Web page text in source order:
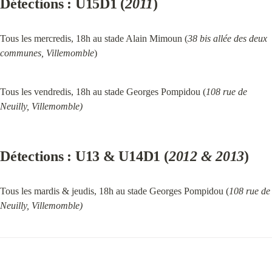
Détections : U15D1 (2011)
Tous les mercredis, 18h au stade Alain Mimoun (38 bis allée des deux
communes, Villemomble)
Tous les vendredis, 18h au stade Georges Pompidou (108 rue de
Neuilly, Villemomble)
Détections : U13 & U14D1 (2012 & 2013)
Tous les mardis & jeudis, 18h au stade Georges Pompidou (108 rue de
Neuilly, Villemomble)